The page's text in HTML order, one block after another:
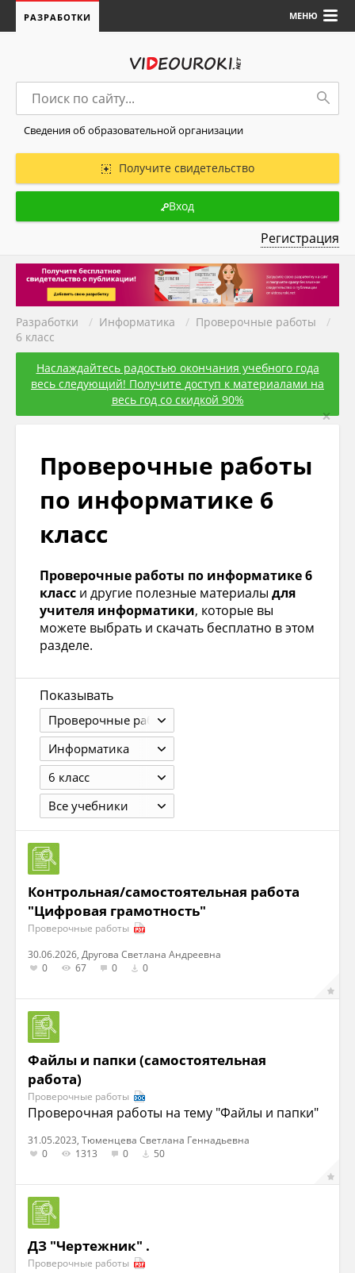
МЕНЮ
РАЗРАБОТКИ
Сведения об образовательной организации
Получите свидетельство
Вход
Регистрация
Разработки / Информатика / Проверочные работы
/
6 класс
Наслаждайтесь радостью окончания учебного года
весь следующий! Получите доступ к материалами на
весь год со скидкой 90%
×
Проверочные работы
по информатике 6
класс
Проверочные работы по информатике 6
класс и другие полезные материалы для
учителя информатики, которые вы
можете выбрать и скачать бесплатно в этом
разделе.
Показывать
Проверочные работы
Информатика
6 класс
Все учебники
Контрольная/самостоятельная работа
"Цифровая грамотность"
Проверочные работы
30.06.2026, Другова Светлана Андреевна
0
67 0 0
Файлы и папки (самостоятельная
работа)
Проверочные работы
Проверочная работы на тему "Файлы и папки"
31.05.2023, Тюменцева Светлана Геннадьевна
0
1313 0 50
ДЗ "Чертежник" .
Проверочные работы